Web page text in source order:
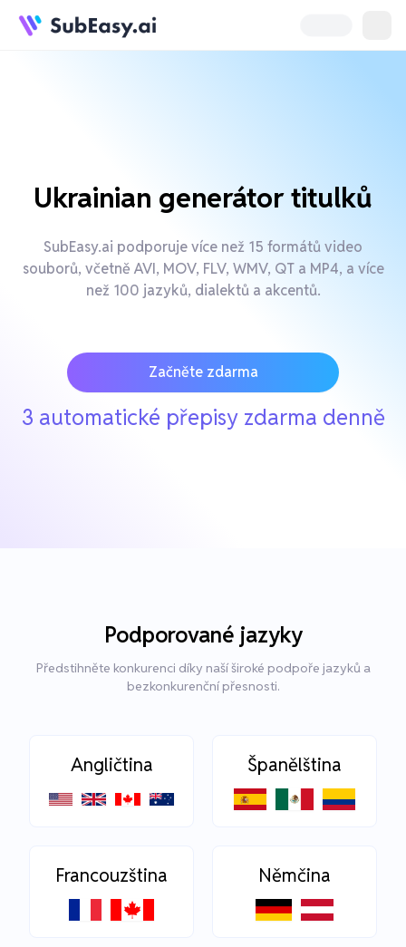
Ukrainian generátor titulků
SubEasy.ai podporuje více než 15 formátů video
souborů, včetně AVI, MOV, FLV, WMV, QT a MP4, a více
než 100 jazyků, dialektů a akcentů.
Začněte zdarma
3 automatické přepisy zdarma denně
Podporované jazyky
Předstihněte konkurenci díky naší široké podpoře jazyků a
bezkonkurenční přesnosti.
Angličtina Španělština
Francouzština Němčina